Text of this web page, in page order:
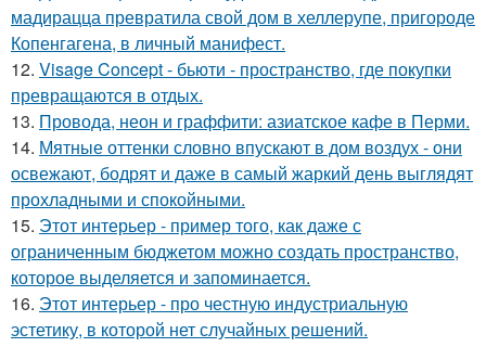
мадирацца превратила свой дом в хеллерупе, пригороде
Копенгагена, в личный манифест.
12. Visage Concept - бьюти - пространство, где покупки
превращаются в отдых.
13. Провода, неон и граффити: азиатское кафе в Перми.
14. Мятные оттенки словно впускают в дом воздух - они
освежают, бодрят и даже в самый жаркий день выглядят
прохладными и спокойными.
15. Этот интерьер - пример того, как даже с
ограниченным бюджетом можно создать пространство,
которое выделяется и запоминается.
16. Этот интерьер - про честную индустриальную
эстетику, в которой нет случайных решений.